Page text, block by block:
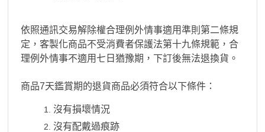
依照通訊交易解除權合理例外情事適用準則第二條規
定，客製化商品不受消費者保護法第十九條規範，合
理例外情事不適用七日猶豫期，下訂後無法退換貨。
商品7天鑑賞期的退貨商品必須符合以下條件：
沒有損壞情況
沒有配戴過痕跡